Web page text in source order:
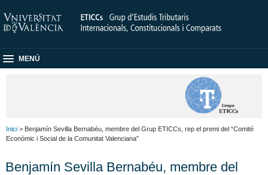
MENÚ
Inici > Benjamín Sevilla Bernabéu, membre del Grup ETICCs, rep el premi del “Comité
Econòmic i Social de la Comunitat Valenciana”
Benjamín Sevilla Bernabéu, membre del